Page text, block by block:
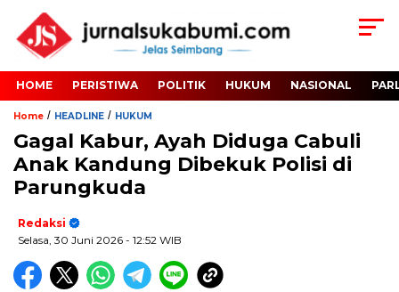
HOME PERISTIWA POLITIK HUKUM NASIONAL
Home / HEADLINE / HUKUM
Gagal Kabur, Ayah Diduga Cabuli
Anak Kandung Dibekuk Polisi di
Parungkuda
Redaksi
Selasa, 30 Juni 2026 - 12:52 WIB